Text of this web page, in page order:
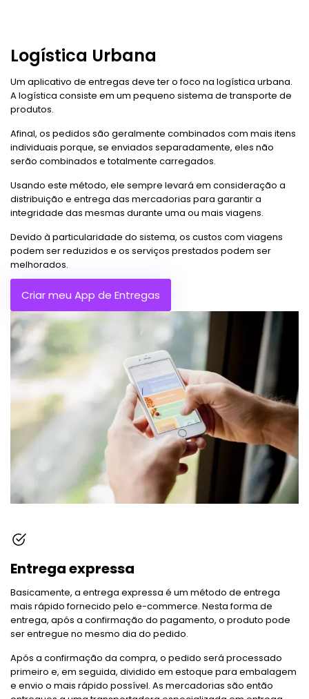
Logística Urbana
Um aplicativo de entregas deve ter o foco na logística urbana.
A logística consiste em um pequeno sistema de transporte de
produtos.
Afinal, os pedidos são geralmente combinados com mais itens
individuais porque, se enviados separadamente, eles não
serão combinados e totalmente carregados.
Usando este método, ele sempre levará em consideração a
distribuição e entrega das mercadorias para garantir a
integridade das mesmas durante uma ou mais viagens.
Devido à particularidade do sistema, os custos com viagens
podem ser reduzidos e os serviços prestados podem ser
melhorados.
Criar meu App de Entregas
Entrega expressa
Basicamente, a entrega expressa é um método de entrega
mais rápido fornecido pelo e-commerce. Nesta forma de
entrega, após a confirmação do pagamento, o produto pode
ser entregue no mesmo dia do pedido.
Após a confirmação da compra, o pedido será processado
primeiro e, em seguida, dividido em estoque para embalagem
e envio o mais rápido possível. As mercadorias são então